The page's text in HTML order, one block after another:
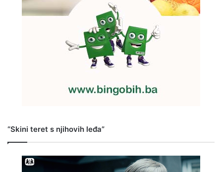
“Skini teret s njihovih leđa”